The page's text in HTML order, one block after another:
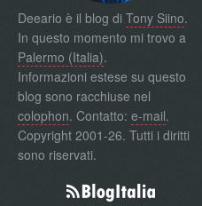
Deeario è il blog di Tony Siino.
In questo momento mi trovo a
Palermo (Italia).
Informazioni estese su questo
blog sono racchiuse nel
colophon. Contatto: e-mail.
Copyright 2001-26. Tutti i diritti
sono riservati.